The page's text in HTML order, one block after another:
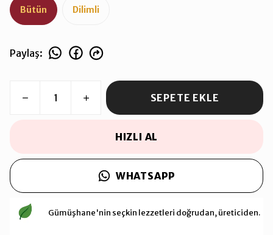
Bütün Dilimli
Paylaş:
SEPETE EKLE
HIZLI AL
WHATSAPP
Gümüşhane'nin seçkin lezzetleri doğrudan, üreticiden.